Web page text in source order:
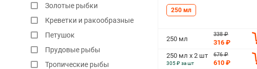
Золотые рыбки
Креветки и ракообразные
Петушок
Прудовые рыбы
Тропические рыбы
250 мл
250 мл
338 ₽
316 ₽
250 мл х 2 шт
305 ₽ за шт
676 ₽
610 ₽